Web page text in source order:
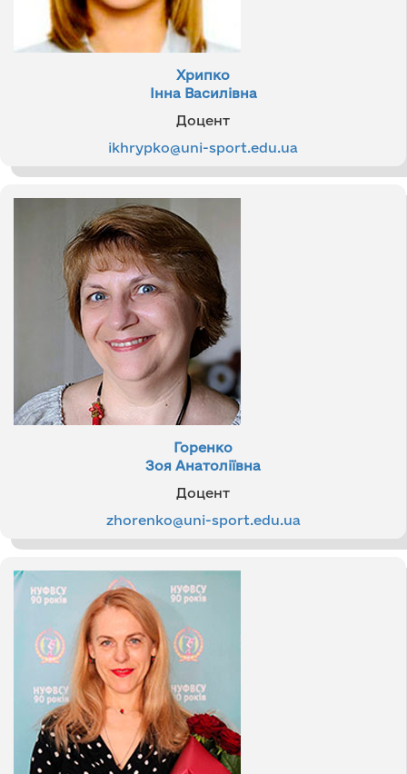
Хрипко
Інна Василівна
Доцент
ikhrypko@uni-sport.edu.ua
Горенко
Зоя Анатоліївна
Доцент
zhorenko@uni-sport.edu.ua